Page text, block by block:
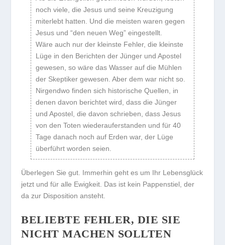
noch viele, die Jesus und seine Kreuzigung
miterlebt hatten. Und die meisten waren gegen
Jesus und “den neuen Weg” eingestellt.
Wäre auch nur der kleinste Fehler, die kleinste
Lüge in den Berichten der Jünger und Apostel
gewesen, so wäre das Wasser auf die Mühlen
der Skeptiker gewesen. Aber dem war nicht so.
Nirgendwo finden sich historische Quellen, in
denen davon berichtet wird, dass die Jünger
und Apostel, die davon schrieben, dass Jesus
von den Toten wiederauferstanden und für 40
Tage danach noch auf Erden war, der Lüge
überführt worden seien.
Überlegen Sie gut. Immerhin geht es um Ihr Lebensglück
jetzt und für alle Ewigkeit. Das ist kein Pappenstiel, der
da zur Disposition ansteht.
BELIEBTE FEHLER, DIE SIE
NICHT MACHEN SOLLTEN